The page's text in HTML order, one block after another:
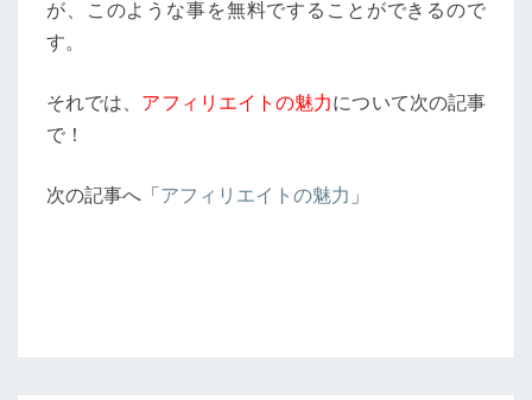
が、このような事を無料ですることができるので
す。
それでは、 アフィリエイトの魅力について次の記事
で！
次の記事へ「アフィリエイトの魅力 」